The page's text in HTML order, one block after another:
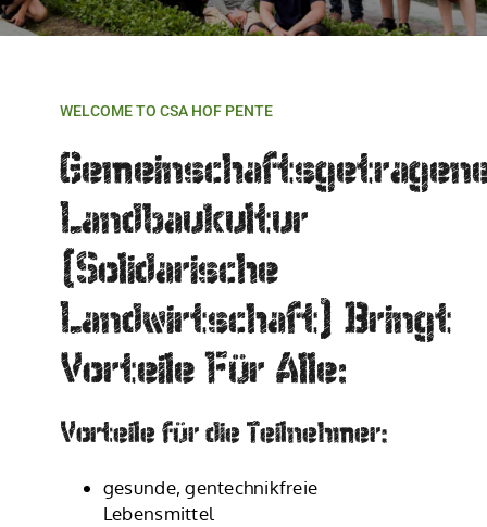
WELCOME TO CSA HOF PENTE
Landbaukultur
(Solidarische
Landwirtschaft) Bringt
Vorteile Für Alle:
Vorteile für die Teilnehmer:
gesunde, gentechnikfreie
Lebensmittel